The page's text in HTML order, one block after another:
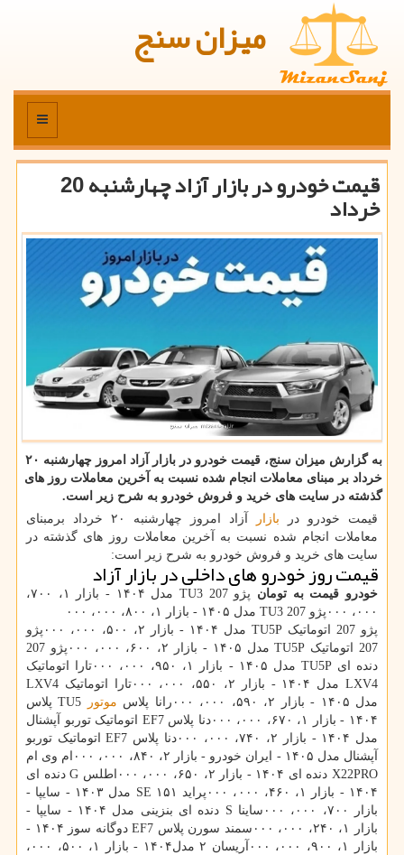
میزان سنج
منو
قیمت خودرو در بازار آزاد چهارشنبه 20
خرداد
به گزارش میزان سنج، قیمت خودرو در بازار آزاد امروز چهارشنبه ۲۰
خرداد بر مبنای معاملات انجام شده نسبت به آخرین معاملات روز های
گذشته در سایت های خرید و فروش خودرو به شرح زیر است.
قیمت خودرو در بازار
آزاد امروز چهارشنبه ۲۰ خرداد برمبنای
معاملات انجام شده نسبت به آخرین معاملات روز های گذشته در
سایت های خرید و فروش خودرو به شرح زیر است:
قیمت روز خودرو های داخلی در بازار آزاد
خودرو قیمت به تومان
پژو 207 TU3 مدل ۱۴۰۴ - بازار ۱، ۷۰۰،
۰۰۰، ۰۰۰پژو 207 TU3 مدل ۱۴۰۵ - بازار ۱، ۸۰۰، ۰۰۰، ۰۰۰
پژو 207 اتوماتیک TU5P مدل ۱۴۰۴ - بازار ۲، ۵۰۰، ۰۰۰، ۰۰۰پژو
207 اتوماتیک TU5P مدل ۱۴۰۵ - بازار ۲، ۶۰۰، ۰۰۰، ۰۰۰پژو 207
دنده ای TU5P مدل ۱۴۰۵ - بازار ۱، ۹۵۰، ۰۰۰، ۰۰۰تارا اتوماتیک
LXV4 مدل ۱۴۰۴ - بازار ۲، ۵۵۰، ۰۰۰، ۰۰۰تارا اتوماتیک LXV4
مدل ۱۴۰۵ - بازار ۲، ۵۹۰، ۰۰۰، ۰۰۰رانا پلاس
موتور
TU5 پلاس
۱۴۰۴ - بازار ۱، ۶۷۰، ۰۰۰، ۰۰۰دنا پلاس EF7 اتوماتیک توربو آپشنال
مدل ۱۴۰۴ - بازار ۲، ۷۴۰، ۰۰۰، ۰۰۰دنا پلاس EF7 اتوماتیک توربو
آپشنال مدل ۱۴۰۵ - ایران خودرو - بازار ۲، ۸۴۰، ۰۰۰، ۰۰۰ام وی ام
X22PRO دنده ای ۱۴۰۴ - بازار ۲، ۶۵۰، ۰۰۰، ۰۰۰اطلس G دنده ای
۱۴۰۴ - بازار ۱، ۴۶۰، ۰۰۰، ۰۰۰پراید SE ۱۵۱ مدل ۱۴۰۳ - سایپا -
بازار ۷۰۰، ۰۰۰، ۰۰۰ساینا S دنده ای بنزینی مدل ۱۴۰۴ - سایپا -
بازار ۱، ۲۴۰، ۰۰۰، ۰۰۰سمند سورن پلاس EF7 دوگانه سوز ۱۴۰۴ -
بازار ۱، ۹۰۰، ۰۰۰، ۰۰۰آریسان ۲ مدل۱۴۰۴ - بازار ۱، ۵۰۰، ۰۰۰،